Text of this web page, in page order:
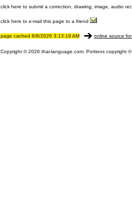
click here to submit a correction, drawing, image, audio
click here to e-mail this page to a friend
page cached 8/8/2026 3:13:19 AM online source
Copyright © 2026 thai-language.com. Portions copyright